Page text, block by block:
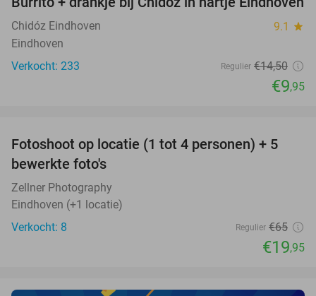
31%
Chidóz Eindhoven 9.1 star
Eindhoven
Verkocht: 233
Regulier €14,50
€9,95
69%
TODAY
Fotoshoot op locatie (1 tot 4 personen) + 5
bewerkte foto's
Zellner Photography
Eindhoven (+1 locatie)
Verkocht: 8
Regulier €65
€19,95